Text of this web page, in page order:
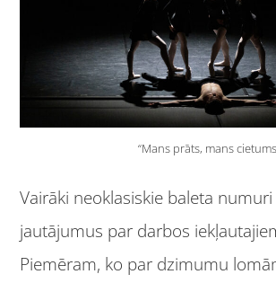
“Mans prāts, mans
Vairāki neoklasiskie baleta
jautājumus par darbos
Piemēram, ko par dzimumu